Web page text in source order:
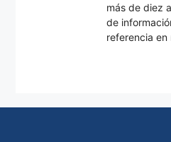
más de diez
de
referencia